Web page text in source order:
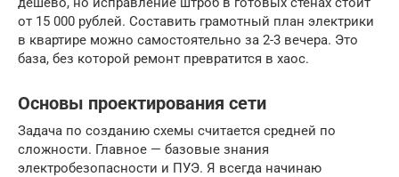
от 15 000 рублей. Составить грамотный план электрики
в квартире можно самостоятельно за 2-3 вечера. Это
база, без которой ремонт превратится в хаос.
Основы проектирования сети
Задача по созданию схемы считается средней по
сложности. Главное — базовые знания
электробезопасности и ПУЭ. Я всегда начинаю